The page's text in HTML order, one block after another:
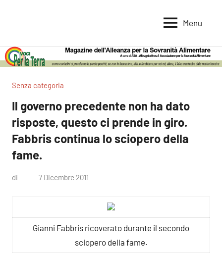
per
la
Terra
per
la
Alimentare
Menu
Senza categoria
Il governo precedente non ha dato
risposte, questo ci prende in giro.
Fabbris continua lo sciopero della
fame.
di 7 Dicembre 2011
Gianni Fabbris ricoverato durante il secondo
sciopero della fame.